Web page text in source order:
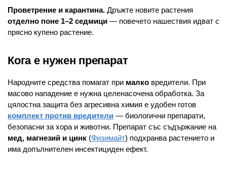
Проветрение и карантина. Дръжте новите растения
отделно поне 1–2 седмици — повечето нашествия идват с
прясно купено растение.
Кога е нужен препарат
Народните средства помагат при малко вредители. При
масово нападение е нужна целенасочена обработка. За
цялостна защита без агресивна химия е удобен готов
комплект против вредители — биологични препарати,
безопасни за хора и животни. Препарат със съдържание на
мед, магнезий и цинк (Физимайт) подхранва растението и
има допълнителен инсектициден ефект.